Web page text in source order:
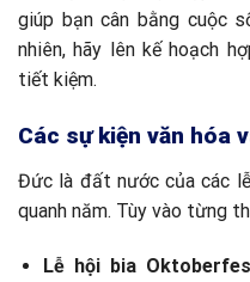
giúp bạn cân bằng cuộc
nhiên, hãy lên kế hoạch
tiết kiệm.
Các sự kiện văn hóa
Đức là đất nước của các
quanh năm. Tùy vào từng
Lễ hội bia